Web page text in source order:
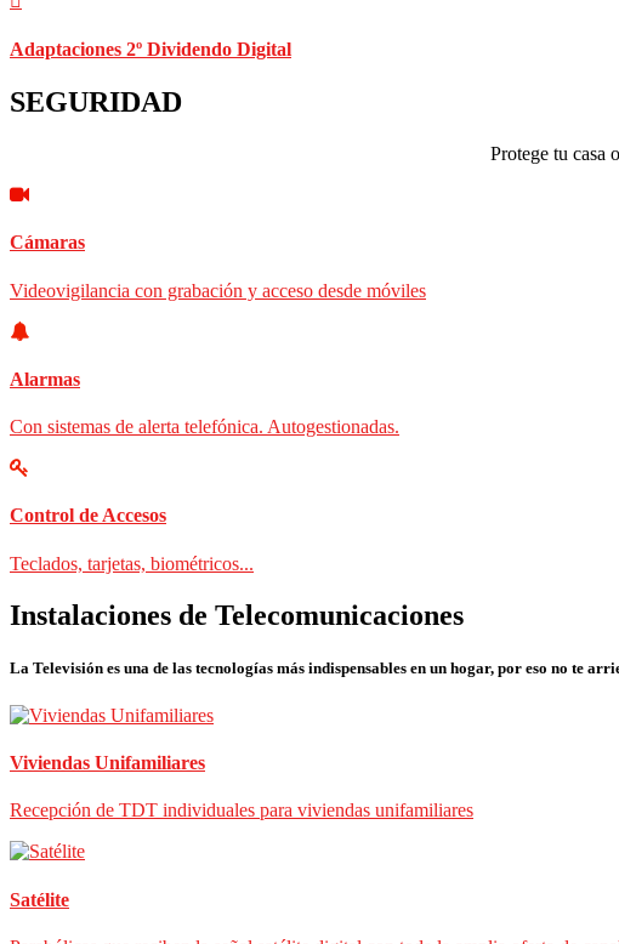
Adaptaciones 2º Dividendo Digital
SEGURIDAD
Protege tu casa
Cámaras
Videovigilancia con grabación y acceso desde móviles
Alarmas
Con sistemas de alerta telefónica. Autogestionadas.
Control de Accesos
Teclados, tarjetas, biométricos...
Instalaciones de Telecomunicaciones
La Televisión es una de las tecnologías más indispensables en un hogar, por eso no te
Viviendas Unifamiliares
Recepción de TDT individuales para viviendas unifamiliares
Satélite